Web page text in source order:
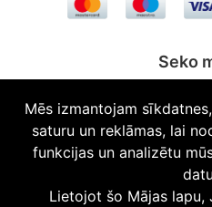
Seko
© 2026 Topautodalas.lv
Mēs izmantojam
saturu un reklāmas, lai
funkcijas un analizētu
Lietojot šo Mājas